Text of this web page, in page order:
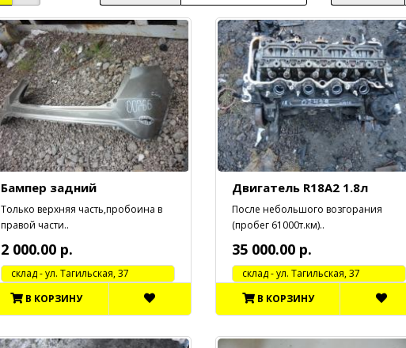
Бампер задний
Только верхняя часть,пробоина в
правой части..
2 000.00 р.
cклад - ул. Тагильская, 37
В КОРЗИНУ
Двигатель R18A2 1.8л
После небольшого возгорания
(пробег 61000т.км)..
35 000.00 р.
cклад - ул. Тагильская, 37
В КОРЗИНУ